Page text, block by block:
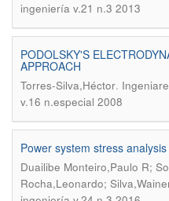
ingeniería v.21 n.3 2013
PODOLSKY'S
APPROACH
Torres-Silva,Héctor.
v.16 n.especial 2008
Power system stress
Duailibe Monteiro,Paulo R;
Rocha,Leonardo;